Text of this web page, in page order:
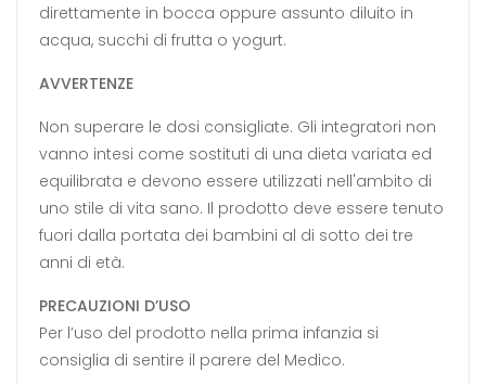
direttamente in bocca oppure assunto diluito in
acqua, succhi di frutta o yogurt.
AVVERTENZE
Non superare le dosi consigliate. Gli integratori non
vanno intesi come sostituti di una dieta variata ed
equilibrata e devono essere utilizzati nell'ambito di
uno stile di vita sano. Il prodotto deve essere tenuto
fuori dalla portata dei bambini al di sotto dei tre
anni di età.
PRECAUZIONI D’USO
Per l’uso del prodotto nella prima infanzia si
consiglia di sentire il parere del Medico.